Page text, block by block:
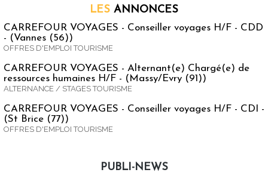
LES ANNONCES
CARREFOUR VOYAGES - Conseiller voyages H/F - CDD
- (Vannes (56))
OFFRES D'EMPLOI TOURISME
CARREFOUR VOYAGES - Alternant(e) Chargé(e) de
ressources humaines H/F - (Massy/Evry (91))
ALTERNANCE / STAGES TOURISME
CARREFOUR VOYAGES - Conseiller voyages H/F - CDI -
(St Brice (77))
OFFRES D'EMPLOI TOURISME
PUBLI-NEWS